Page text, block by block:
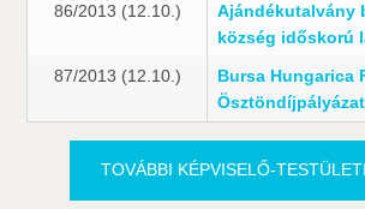
86/2013 (12.10.)
Ajándékutalvány
község időskorú
87/2013 (12.10.)
Bursa Hungarica
TOVÁBBI KÉPVISELŐ-